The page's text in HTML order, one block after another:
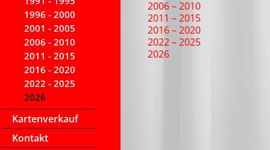
1996 - 2000
2001 - 2005
2006 - 2010
2011 - 2015
2016 - 2020
2022 - 2025
2026
Kartenverkauf
Kontakt
2006 – 2010
2011 – 2015
2016 – 2020
2022 – 2025
2026